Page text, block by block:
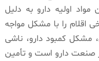
اولیه دارو به دلیل
اقلام را با مشکل مواجه
کمبود دارو، ناشی
صنعت دارو است و تأمین